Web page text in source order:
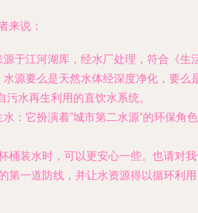
来说：
源于江河湖库，经水厂处理，符合《生
水源要么是天然水体经深度净化，要
污水再生利用的直饮水系统。
水 ：它扮演着“城市第二水源”的环保
桶装水时，可以更安心一些。也请对
第一道防线，并让水资源得以循环利